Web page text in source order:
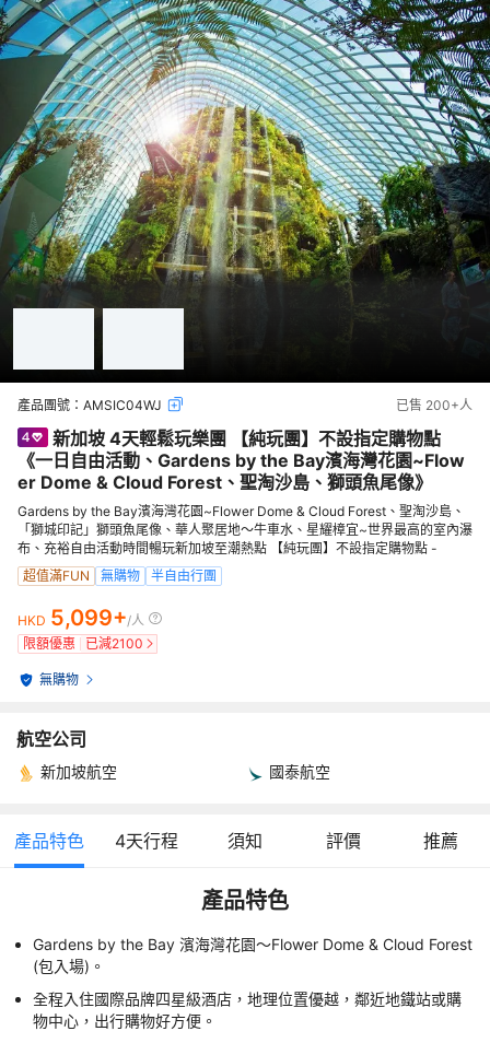
產品團號： AMSIC04WJ 已售 200+人
新加坡 4天輕鬆玩樂團 【純玩團】不設指定購物點
《一日自由活動、Gardens by the Bay濱海灣花園~Flow
er Dome & Cloud Forest、聖淘沙島、獅頭魚尾像》
Gardens by the Bay濱海灣花園~Flower Dome & Cloud Forest、聖淘沙島、
「獅城印記」獅頭魚尾像、華人聚居地～牛車水、星耀樟宜~世界最高的室內瀑
布、充裕自由活動時間暢玩新加坡至潮熱點 【純玩團】不設指定購物點 -
超值滿FUN
無購物 半自由行團
HKD 5,099+/人
限額優惠
已減2100
無購物
航空公司
新加坡航空 國泰航空
產品特色 4天行程 須知 評價 推薦
產品特色
Gardens by the Bay 濱海灣花園～Flower Dome & Cloud Forest
(包入場)。
全程入住國際品牌四星級酒店，地理位置優越，鄰近地鐵站或購
物中心，出行購物好方便。